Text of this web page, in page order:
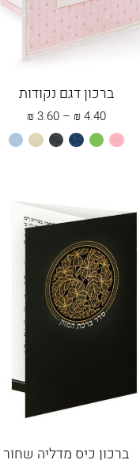
ברכון דגם נקודות
3.60
₪ – 4.40
₪
טווח
מחירים:ורוד
ירוק כחול שחור שמנת תכלת
ברכון כיס מדליה שחור